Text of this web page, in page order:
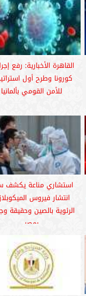
القاهرة الأخبارية: رفع
كورونا وطرح أول
للأمن القومي بألمانيا
استشاري مناعة يكشف
انتشار فيروس
الرئوية بالصين وحقيقة
بمصر